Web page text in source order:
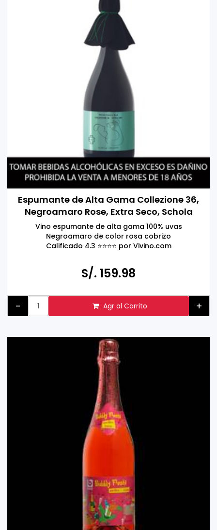
Espumante de Alta Gama Collezione 36,
Negroamaro Rose, Extra Seco, Schola
Sarmenti, Salento IGT, Italia 750ml
Vino espumante de alta gama 100% uvas
Negroamaro de color rosa cobrizo
Calificado 4.3 ⭐️⭐️⭐️⭐️ por Vivino.com
S/. 159.98
- Agr al Carrito +